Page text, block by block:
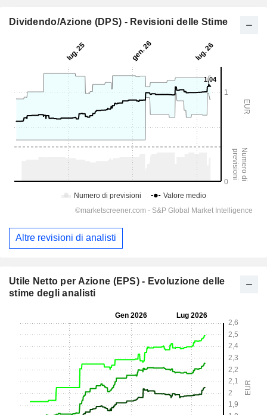
Dividendo/Azione (DPS) - Revisioni delle Stime
Altre revisioni di analisti
Utile Netto per Azione (EPS) - Evoluzione delle
stime degli analisti